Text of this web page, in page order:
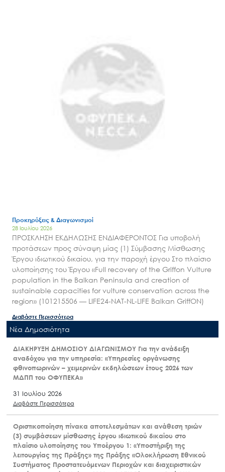
Προκηρύξεις & Διαγωνισμοί
28 Ιουλίου 2026
ΠΡΟΣΚΛΗΣΗ ΕΚΔΗΛΩΣΗΣ ΕΝΔΙΑΦΕΡΟΝΤΟΣ Για υποβολή
προτάσεων προς σύναψη μίας (1) Σύμβασης Μίσθωσης
Έργου ιδιωτικού δικαίου, για την παροχή έργου Στο πλαίσιο
υλοποίησης του Έργου «Full recovery of the Griffon Vulture
population in the Balkan Peninsula and creation of
sustainable capacities for vulture conservation across the
region» (101215506 — LIFE24-NAT-NL-LIFE Balkan GriffON)
Διαβάστε Περισσότερα
Nέα Δημοσιότητα
ΔΙΑΚΗΡΥΞΗ ΔΗΜΟΣΙΟΥ ΔΙΑΓΩΝΙΣΜΟΥ Για την ανάδειξη
αναδόχου για την υπηρεσία: «Υπηρεσίες οργάνωσης
φθινοπωρινών – χειμερινών εκδηλώσεων έτους 2026 των
ΜΔΠΠ του ΟΦΥΠΕΚΑ»
31 Ιουλίου 2026
Διαβάστε Περισσότερα
Οριστικοποίηση πίνακα αποτελεσμάτων και ανάθεση τριών
(3) συμβάσεων μίσθωσης έργου ιδιωτικού δικαίου στο
πλαίσιο υλοποίησης του Υποέργου 1: «Υποστήριξη της
λειτουργίας της Πράξης» της Πράξης «Ολοκλήρωση Εθνικού
Συστήματος Προστατευόμενων Περιοχών και διαχειριστικών